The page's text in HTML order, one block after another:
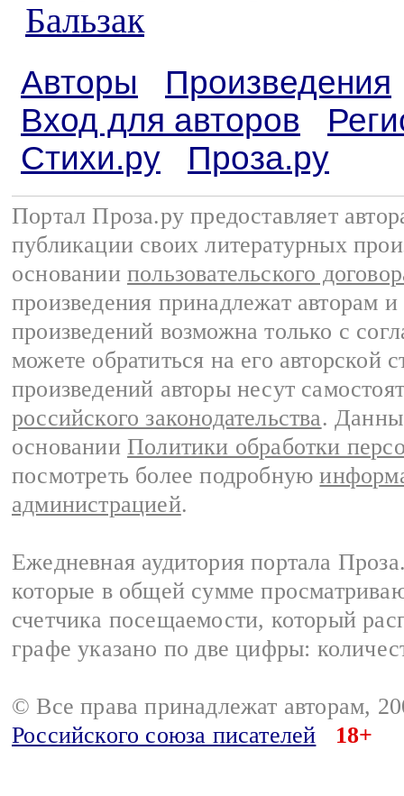
Бальзак
Авторы
Произведения
Вход для авторов
Стихи.ру
Проза.ру
Портал Проза.ру предоставляет
публикации своих литературных
основании пользовательского
произведения принадлежат авторам
произведений возможна только с
можете обратиться на его авторской
произведений авторы несут
российского законодательства.
основании Политики обработки
посмотреть более подробную
администрацией.
Ежедневная аудитория портала
которые в общей сумме
счетчика посещаемости, который
графе указано по две цифры:
© Все права принадлежат авторам,
Российского союза писателей
18+